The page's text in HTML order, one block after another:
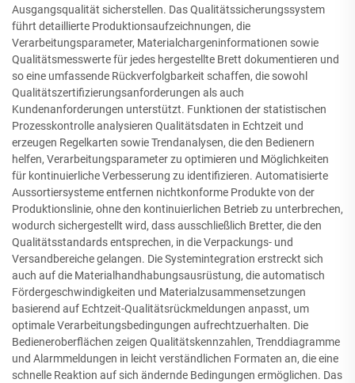
Ausgangsqualität sicherstellen. Das Qualitätssicherungssystem
führt detaillierte Produktionsaufzeichnungen, die
Verarbeitungsparameter, Materialchargeninformationen sowie
Qualitätsmesswerte für jedes hergestellte Brett dokumentieren und
so eine umfassende Rückverfolgbarkeit schaffen, die sowohl
Qualitätszertifizierungsanforderungen als auch
Kundenanforderungen unterstützt. Funktionen der statistischen
Prozesskontrolle analysieren Qualitätsdaten in Echtzeit und
erzeugen Regelkarten sowie Trendanalysen, die den Bedienern
helfen, Verarbeitungsparameter zu optimieren und Möglichkeiten
für kontinuierliche Verbesserung zu identifizieren. Automatisierte
Aussortiersysteme entfernen nichtkonforme Produkte von der
Produktionslinie, ohne den kontinuierlichen Betrieb zu unterbrechen,
wodurch sichergestellt wird, dass ausschließlich Bretter, die den
Qualitätsstandards entsprechen, in die Verpackungs- und
Versandbereiche gelangen. Die Systemintegration erstreckt sich
auch auf die Materialhandhabungsausrüstung, die automatisch
Fördergeschwindigkeiten und Materialzusammensetzungen
basierend auf Echtzeit-Qualitätsrückmeldungen anpasst, um
optimale Verarbeitungsbedingungen aufrechtzuerhalten. Die
Bedieneroberflächen zeigen Qualitätskennzahlen, Trenddiagramme
und Alarmmeldungen in leicht verständlichen Formaten an, die eine
schnelle Reaktion auf sich ändernde Bedingungen ermöglichen. Das